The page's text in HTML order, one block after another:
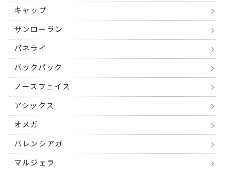
キャップ
サンローラン
パネライ
バックパック
ノースフェイス
アシックス
オメガ
バレンシアガ
マルジェラ